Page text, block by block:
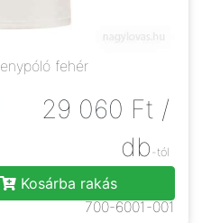
fehér
29 060 Ft /
db -tól
Kosárba rakás
700-6001-001